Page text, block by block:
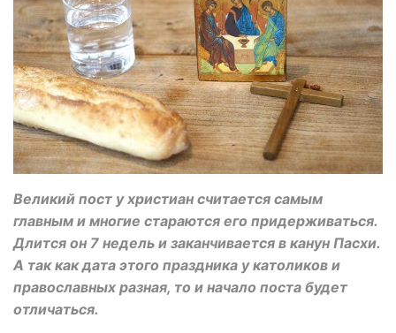
Великий пост у христиан считается самым
главным и многие стараются его придерживаться.
Длится он 7 недель и заканчивается в канун Пасхи.
А так как дата этого праздника у католиков и
православных разная, то и начало поста будет
отличаться.